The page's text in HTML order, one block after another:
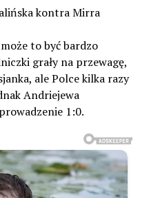
kontra Mirra
to być bardzo
grały na przewagę,
ale Polce kilka razy
Andriejewa
1:0.